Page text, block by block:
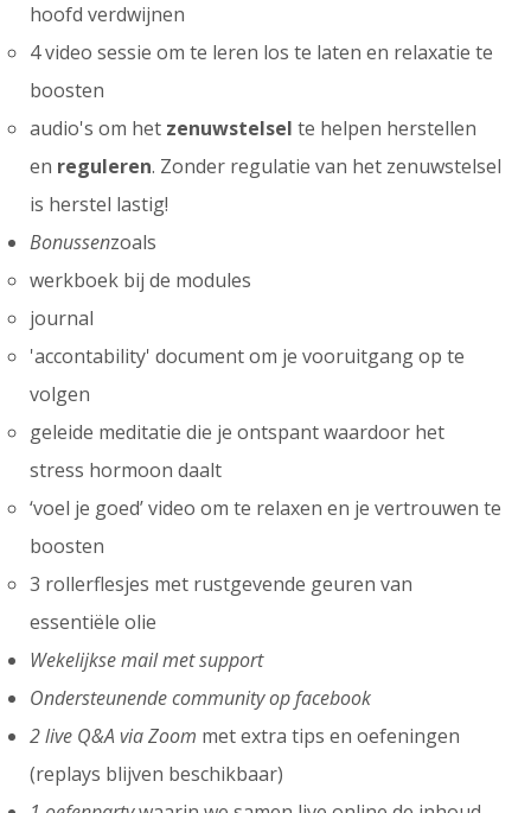
hoofd verdwijnen
4 video sessie om te leren los te laten en relaxatie te
boosten
audio's om het zenuwstelsel te helpen herstellen
en reguleren. Zonder regulatie van het zenuwstelsel
is herstel lastig!
Bonussenzoals
werkboek bij de modules
journal
'accontability' document om je vooruitgang op te
volgen
geleide meditatie die je ontspant waardoor het
stress hormoon daalt
‘voel je goed’ video om te relaxen en je vertrouwen te
boosten
3 rollerflesjes met rustgevende geuren van
essentiële olie
Wekelijkse mail met support
Ondersteunende community op facebook
2 live Q&A via Zoom met extra tips en oefeningen
(replays blijven beschikbaar)